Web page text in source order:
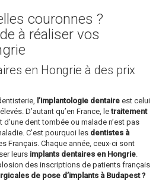
couronnes ?
à réaliser vos
en Hongrie à des prix
l’implantologie dentaire est celui
D’autant qu’en France, letraitement
dent tombée ou malade n’est pas
C’est pourquoi les dentistes à
Français. Chaque année, ceux-ci sont
leurs implants dentaires en Hongrie.
des inscriptions de patients français
de pose d’implants à Budapest ?